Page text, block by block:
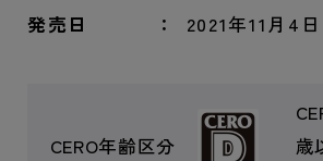
発売日 2021年11月4日
CERO年齢区分
歳